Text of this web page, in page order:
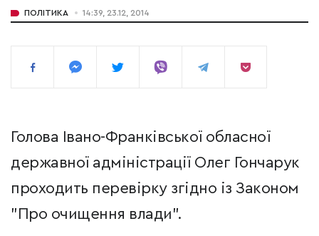
ПОЛІТИКА 14:39, 23.12, 2014
Голова Івано-Франківської обласної
державної адміністрації Олег Гончарук
проходить перевірку згідно із Законом
"Про очищення влади".